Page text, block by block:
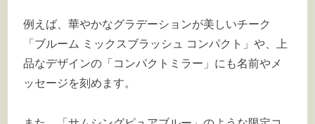
例えば、華やかなグラデーションが美しいチーク
「ブルーム ミックスブラッシュ コンパクト」や、上
品なデザインの「コンパクトミラー」にも名前やメ
ッセージを刻めます。